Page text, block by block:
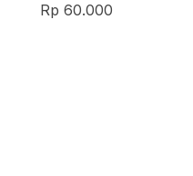
Rp 60.000